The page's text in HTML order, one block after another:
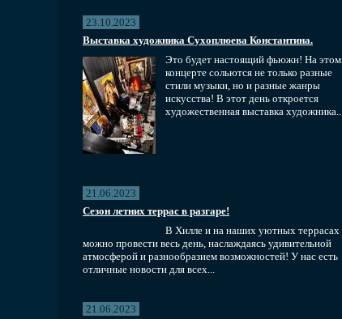
23.10.2023
Выставка художника Сухоплюева Константина.
Это будет настоящий фьюжн! На этом
концерте сольются не только разные
стили музыки, но и разные жанры
искусства! В этот день откроется
художественная выставка художника...
21.06.2023
Сезон летних террас в разгаре!
В Хилле и на наших уютных террасах
можно провести весь день, наслаждаясь удивительной
атмосферой и разнообразием возможностей! У нас есть
отличные новости для всех...
21.06.2023